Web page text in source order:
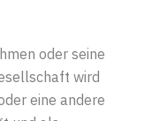
oder seine
wird
eine andere